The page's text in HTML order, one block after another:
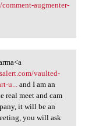
augmenter-
vaulted-
u...
and I am an
real meet and cam
it will be an
you will ask